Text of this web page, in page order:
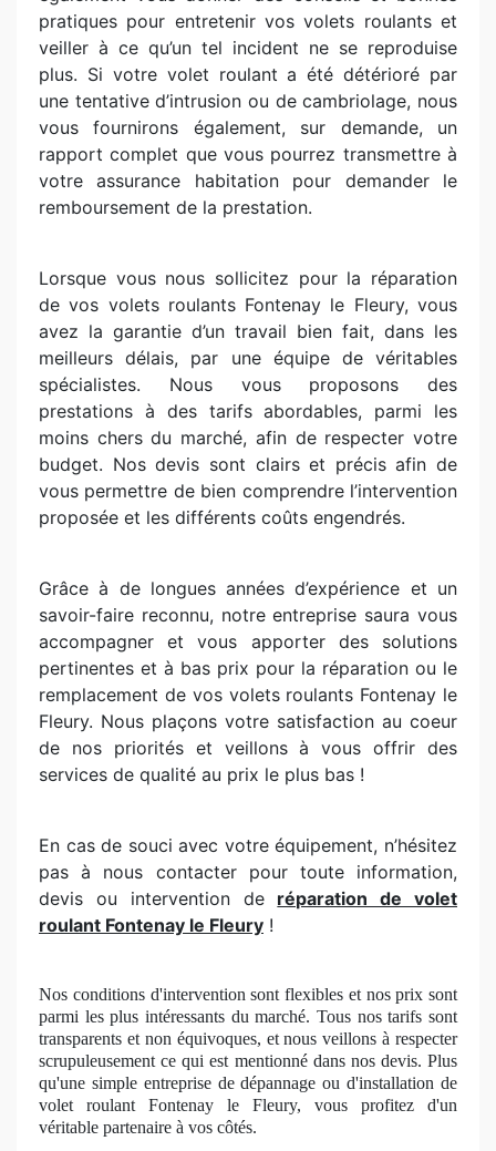
pratiques pour entretenir vos volets roulants et
veiller à ce qu’un tel incident ne se reproduise
plus. Si votre volet roulant a été détérioré par
une tentative d’intrusion ou de cambriolage, nous
vous fournirons également, sur demande, un
rapport complet que vous pourrez transmettre à
votre assurance habitation pour demander le
remboursement de la prestation.
Lorsque vous nous sollicitez pour la réparation
de vos volets roulants Fontenay le Fleury, vous
avez la garantie d’un travail bien fait, dans les
meilleurs délais, par une équipe de véritables
spécialistes. Nous vous proposons des
prestations à des tarifs abordables, parmi les
moins chers du marché, afin de respecter votre
budget. Nos devis sont clairs et précis afin de
vous permettre de bien comprendre l’intervention
proposée et les différents coûts engendrés.
Grâce à de longues années d’expérience et un
savoir-faire reconnu, notre entreprise saura vous
accompagner et vous apporter des solutions
pertinentes et à bas prix pour la réparation ou le
remplacement de vos volets roulants Fontenay le
Fleury. Nous plaçons votre satisfaction au coeur
de nos priorités et veillons à vous offrir des
services de qualité au prix le plus bas !
En cas de souci avec votre équipement, n’hésitez
pas à nous contacter pour toute information,
devis ou intervention de réparation de volet
roulant Fontenay le Fleury !
Nos conditions d'intervention sont flexibles et nos prix sont
parmi les plus intéressants du marché. Tous nos tarifs sont
transparents et non équivoques, et nous veillons à respecter
scrupuleusement ce qui est mentionné dans nos devis. Plus
qu'une simple entreprisede dépannage ou d'installation de
volet roulant Fontenay le Fleury, vous profitez d'un
véritable partenaire à vos côtés.